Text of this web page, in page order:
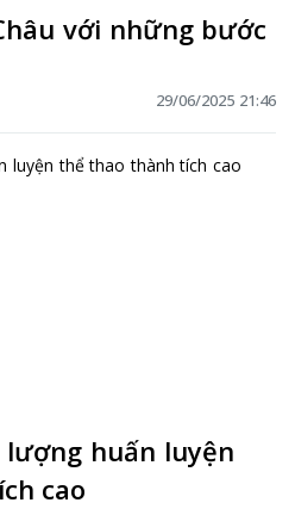
với những bước
29/06/2025 21:46
lượng huấn luyện
cao